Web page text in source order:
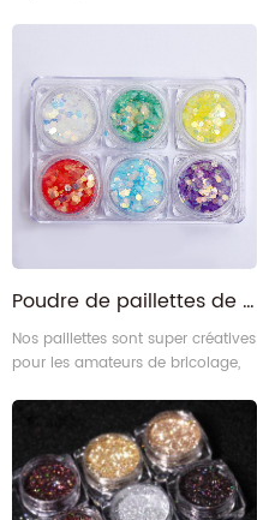
mousse pailletée isuochem EVA.
Poudre de paillettes de décoration artisanale en résine époxy étincelante pour gobelet
Nos paillettes sont super créatives
pour les amateurs de bricolage,
également du gel pour les
cheveux ou un apprêt à paillettes
pour garder votre les étincelles
restent plus longtemps, faciles à
enlever avec de l'eau.